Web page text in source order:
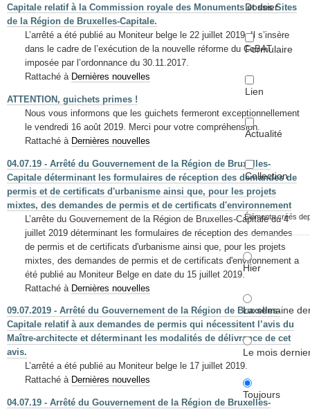
Dossier
Formulaire
Lien
Actualité
Collection
Éléments créés
Hier
La semaine
Le mois
Toujours
Capitale relatif à la Commission royale des Monuments et des Sites
de la Région de Bruxelles-Capitale.
L’arrêté a été publié au Moniteur belge le 22 juillet 2019. Il s’insère
dans le cadre de l’exécution de la nouvelle réforme du CoBAT
imposée par l’ordonnance du 30.11.2017.
Rattaché à Dernières nouvelles
ATTENTION, guichets primes !
Nous vous informons que les guichets fermeront exceptionnellement
le vendredi 16 août 2019. Merci pour votre compréhension.
Rattaché à Dernières nouvelles
04.07.19 - Arrêté du Gouvernement de la Région de Bruxelles-
Capitale déterminant les formulaires de réception des demandes de
permis et de certificats d'urbanisme ainsi que, pour les projets
mixtes, des demandes de permis et de certificats d'environnement
L’arrête du Gouvernement de la Région de Bruxelles-Capitale du 4
juillet 2019 déterminant les formulaires de réception des demandes
de permis et de certificats d'urbanisme ainsi que, pour les projets
mixtes, des demandes de permis et de certificats d'environnement a
été publié au Moniteur Belge en date du 15 juillet 2019.
Rattaché à Dernières nouvelles
09.07.2019 - Arrêté du Gouvernement de la Région de Bruxelles-
Capitale relatif à aux demandes de permis qui nécessitent l’avis du
Maître-architecte et déterminant les modalités de délivrance de cet
avis.
L’arrêté a été publié au Moniteur belge le 17 juillet 2019.
Rattaché à Dernières nouvelles
04.07.19 - Arrêté du Gouvernement de la Région de Bruxelles-